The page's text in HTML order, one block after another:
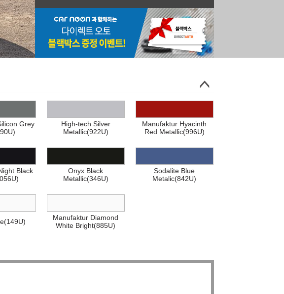
Grey
High-tech Silver
Metallic(922U)
Manufaktur Hyacinth
Red Metallic(996U)
Black
Onyx Black
Metallic(346U)
Sodalite Blue
Metalic(842U)
Manufaktur Diamond
White Bright(885U)